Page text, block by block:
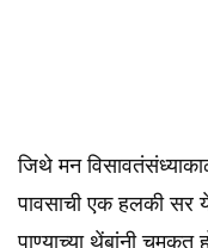
जिथे मन
पावसाची एक हलकी सर
पाण्याच्या थेंबांनी